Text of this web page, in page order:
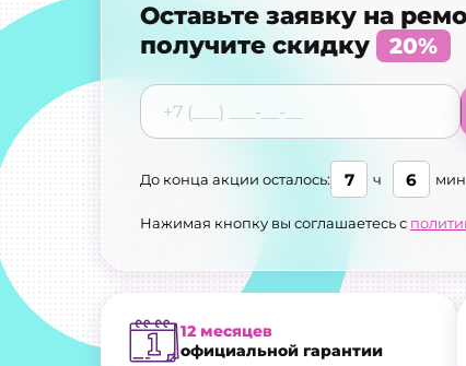
Оставьте заявку на
получите скидку
20%
До конца акции осталось: 7 ч 6 мин
Нажимая кнопку вы соглашаетесь с
12 месяцев
официальной гарантии